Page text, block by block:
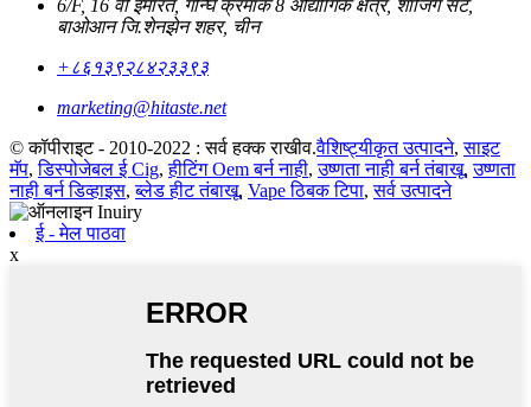
6/F, 16 वी इमारत, गोन्घे क्रमांक 8 औद्योगिक क्षेत्र, शाजिंग सेंट,
बाओआन जि.शेनझेन शहर, चीन
+८६१३९२८४२३३९३
marketing@hitaste.net
© कॉपीराइट - 2010-2022 : सर्व हक्क राखीव.वैशिष्ट्यीकृत उत्पादने,साइट
मॅप,डिस्पोजेबल ई Cig,हीटिंग Oem बर्न नाही,उष्णता नाही बर्न तंबाखू,उष्णता
नाही बर्न डिव्हाइस,ब्लेड हीट तंबाखू, Vape ठिबक टिपा,सर्व उत्पादने
ई - मेल पाठवा
x